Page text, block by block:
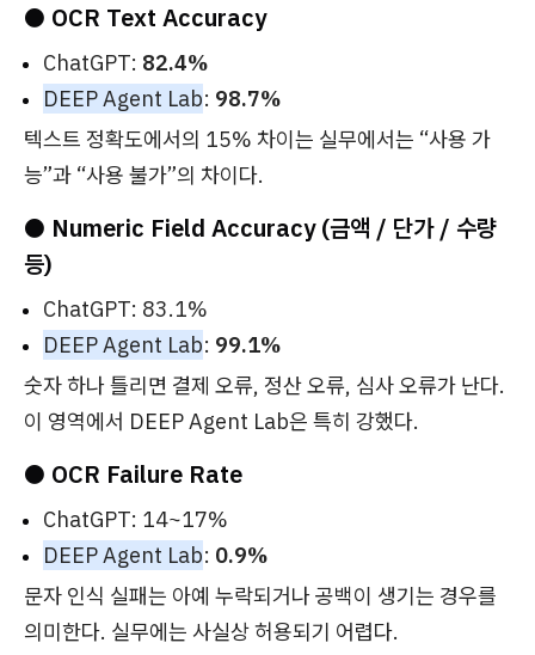
● OCR Text Accuracy
ChatGPT: 82.4%
DEEP Agent Lab: 98.7%
텍스트 정확도에서의 15% 차이는 실무에서는 “사용 가
능”과 “사용 불가”의 차이다.
● Numeric Field Accuracy (금액 / 단가 / 수량
등)
ChatGPT: 83.1%
DEEP Agent Lab: 99.1%
숫자 하나 틀리면 결제 오류, 정산 오류, 심사 오류가 난다.
이 영역에서 DEEP Agent Lab은 특히 강했다.
● OCR Failure Rate
ChatGPT: 14~17%
DEEP Agent Lab: 0.9%
문자 인식 실패는 아예 누락되거나 공백이 생기는 경우를
의미한다. 실무에는 사실상 허용되기 어렵다.